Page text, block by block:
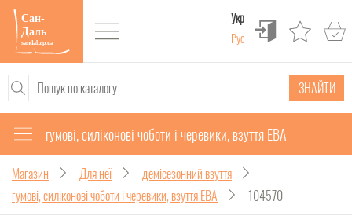
Укр
Рус
ЗНАЙТИ
гумові, силіконові чоботи і черевики, взуття ЕВА
Магазин Для неї
демісезонний взуття
гумові, силіконові чоботи і черевики, взуття ЕВА
104570